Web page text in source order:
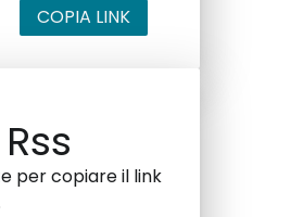
COPIA LINK
per copiare il link